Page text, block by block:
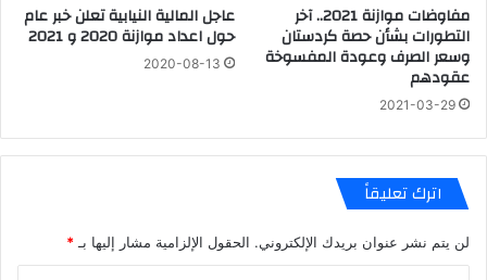
مفاوضات موازنة 2021.. آخر
التطورات بشأن حصة كردستان
وسعر الصرف وعودة المفسوخة
عقودهم
2021-03-29
عاجل المالية النيابية تعلن خبر عام
حول اعداد موازنة 2020 و 2021
2020-08-13
اترك تعليقاً
لن يتم نشر عنوان بريدك الإلكتروني. الحقول الإلزامية مشار إليها بـ *